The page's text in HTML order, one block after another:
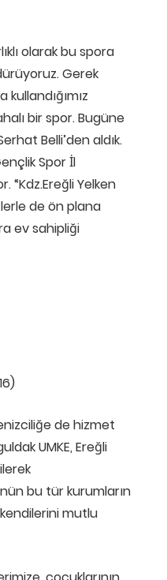
olarak bu spora
Gerek
bir spor. Bugüne
Belli’den aldık.
Spor İl
Yelken
de ön plana
ev sahipliği
de hizmet
UMKE, Ereğli
bu tür kurumların
mutlu